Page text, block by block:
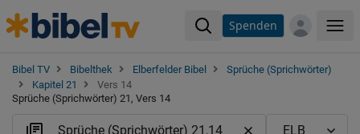
Spenden
Bibel TV Bibelthek Elberfelder Bibel
Sprüche (Sprichwörter)
Kapitel 21
Vers 14
Sprüche (Sprichwörter) 21, Vers 14